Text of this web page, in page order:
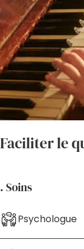
Faciliter le
. Soins
Psychologue